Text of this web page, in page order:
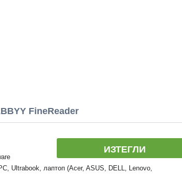
FineReader
ИЗТЕГЛИ
Ultrabook, лаптоп (Acer, ASUS, DELL, Lenovo,